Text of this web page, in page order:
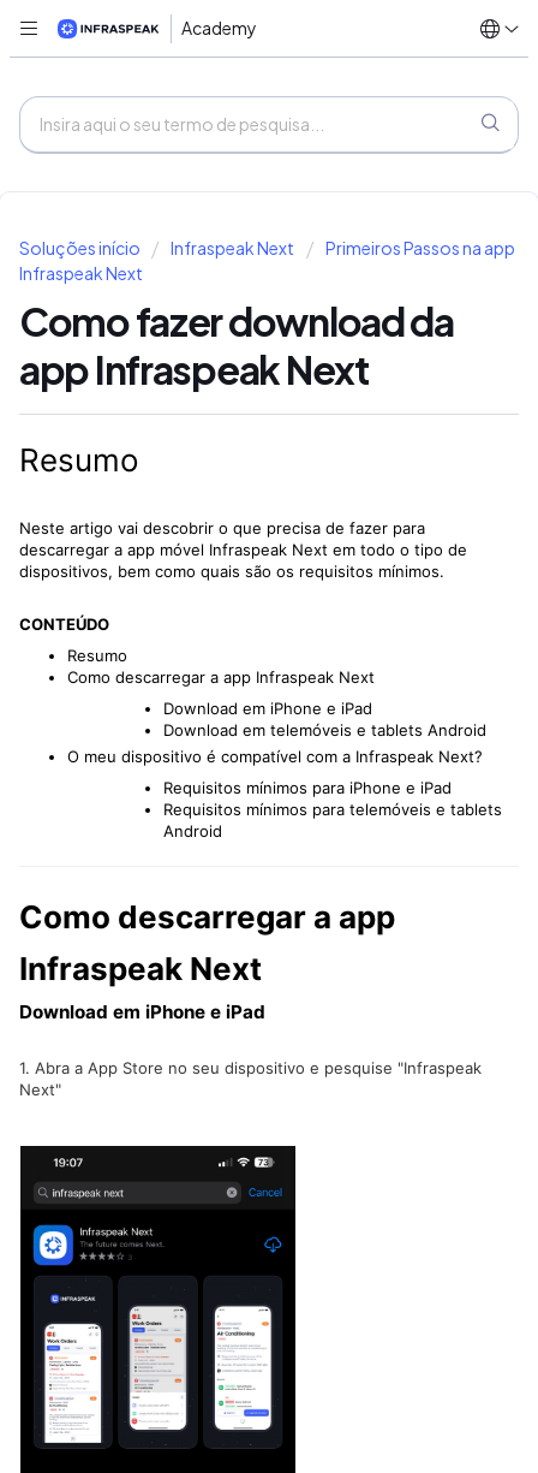
Academy
Soluções início Infraspeak Next
Primeiros Passos na app
Infraspeak Next
Como fazer download da
app Infraspeak Next
Resumo
Neste artigo vai descobrir o que precisa de fazer para
descarregar a app móvel Infraspeak Next em todo o tipo de
dispositivos, bem como quais são os requisitos mínimos.
CONTEÚDO
Resumo
Como descarregar a app Infraspeak Next
Download em iPhone e iPad
Download em telemóveis e tablets Android
O meu dispositivo é compatível com a Infraspeak Next?
Requisitos mínimos para iPhone e iPad
Requisitos mínimos para telemóveis e tablets
Android
Como descarregar a app
Infraspeak Next
Download em iPhone e iPad
1. Abra a App Store no seu dispositivo e pesquise "Infraspeak
Next"